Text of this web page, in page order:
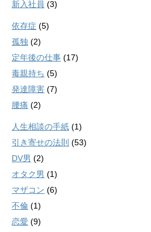
新入社員 (3)
依存症 (5)
孤独 (2)
定年後の仕事 (17)
毒親持ち (5)
発達障害 (7)
腰痛 (2)
人生相談の手紙 (1)
引き寄せの法則 (53)
DV男 (2)
オタク男 (1)
マザコン (6)
不倫 (1)
恋愛 (9)